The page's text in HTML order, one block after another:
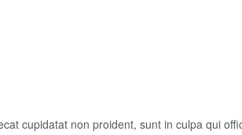
cupidatat non proident, sunt in culpa qui